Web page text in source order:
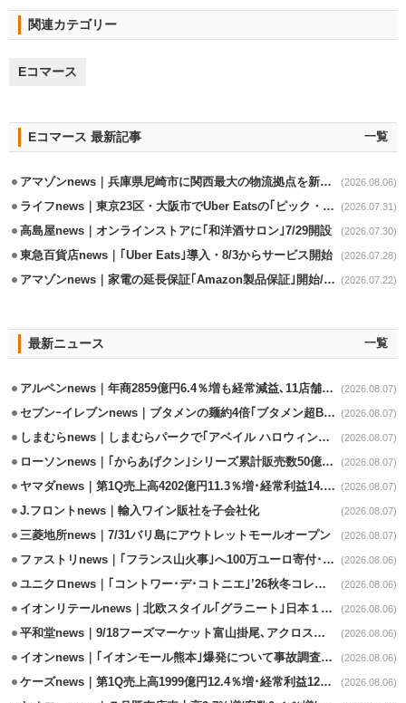
関連カテゴリー
Eコマース
Eコマース 最新記事 一覧
アマゾンnews｜兵庫県尼崎市に関西最大の物流拠点を新設・市内2拠点目 (2026.08.06)
ライフnews｜東京23区・大阪市でUber Eatsの｢ピック・パック・ペイ｣導入 (2026.07.31)
高島屋news｜オンラインストアに｢和洋酒サロン｣7/29開設 (2026.07.30)
東急百貨店news｜｢Uber Eats｣導入・8/3からサービス開始 (2026.07.28)
アマゾンnews｜家電の延長保証｢Amazon製品保証｣開始/購入～修理Web完結 (2026.07.22)
最新ニュース 一覧
アルペンnews｜年商2859億円6.4％増も経常減益､11店舗出店、4店閉鎖 (2026.08.07)
セブンｰイレブンnews｜ブタメンの麺約4倍｢ブタメン超BIG｣8/11から限定発売 (2026.08.07)
しまむらnews｜しまむらパークで｢アベイル ハロウィンじゅんびフェア｣開催 (2026.08.07)
ローソンnews｜｢からあげクン｣シリーズ累計販売数50億食突破 (2026.08.07)
ヤマダnews｜第1Q売上高4202億円11.3％増･経常利益14.5％増 (2026.08.07)
J.フロントnews｜輸入ワイン販社を子会社化 (2026.08.07)
三菱地所news｜7/31バリ島にアウトレットモールオープン (2026.08.07)
ファストリnews｜｢フランス山火事｣へ100万ユーロ寄付･衣料5万点も提供 (2026.08.06)
ユニクロnews｜｢コントワー･デ･コトニエ｣’26秋冬コレクション8/28発売 (2026.08.06)
イオンリテールnews｜北欧スタイル｢グラニート｣日本１号店を自由が丘に開業 (2026.08.06)
平和堂news｜9/18フーズマーケット富山掛尾､アクロスプラザ内に出店 (2026.08.06)
イオンnews｜｢イオンモール熊本｣爆発について事故調査委員会設置 (2026.08.06)
ケーズnews｜第1Q売上高1999億円12.4％増･経常利益125.0%増 (2026.08.06)